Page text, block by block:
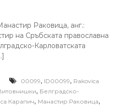
Раковица, анг.:
на Сръбската православна
Карловатската
00099, ID00099, Rakovica
, Белградско-
Карапич, Манастир Раковица,